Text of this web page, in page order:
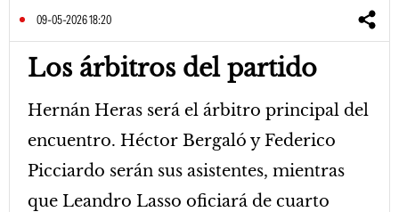
09-05-2026 18:20
Los árbitros del partido
Hernán Heras será el árbitro principal del
encuentro. Héctor Bergaló y Federico
Picciardo serán sus asistentes, mientras
que Leandro Lasso oficiará de cuarto